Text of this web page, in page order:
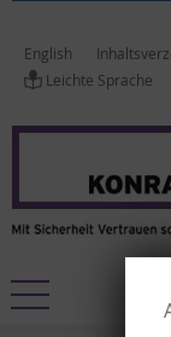
English
Leich­te Spra­che